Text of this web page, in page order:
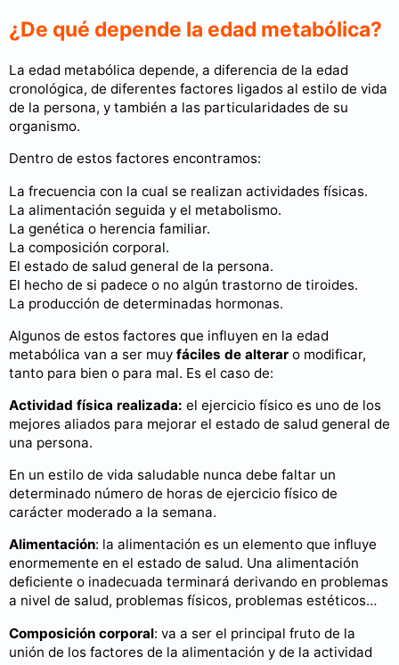
¿De qué depende la edad metabólica?
La edad metabólica depende, a diferencia de la edad
cronológica, de diferentes factores ligados al estilo de vida
de la persona, y también a las particularidades de su
organismo.
Dentro de estos factores encontramos:
La frecuencia con la cual se realizan actividades físicas.
La alimentación seguida y el metabolismo.
La genética o herencia familiar.
La composición corporal.
El estado de salud general de la persona.
El hecho de si padece o no algún trastorno de tiroides.
La producción de determinadas hormonas.
Algunos de estos factores que influyen en la edad
metabólica van a ser muy fáciles de alterar o modificar,
tanto para bien o para mal. Es el caso de:
Actividad física realizada: el ejercicio físico es uno de los
mejores aliados para mejorar el estado de salud general de
una persona.
En un estilo de vida saludable nunca debe faltar un
determinado número de horas de ejercicio físico de
carácter moderado a la semana.
Alimentación: la alimentación es un elemento que influye
enormemente en el estado de salud. Una alimentación
deficiente o inadecuada terminará derivando en problemas
a nivel de salud, problemas físicos, problemas estéticos…
Composición corporal: va a ser el principal fruto de la
unión de los factores de la alimentación y de la actividad